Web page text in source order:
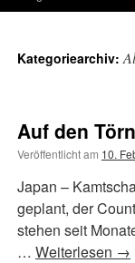
Kategoriearchiv:
Auf den
Veröffentlicht am 10.
Japan –
geplant, der
stehen seit
… Weiterlesen →